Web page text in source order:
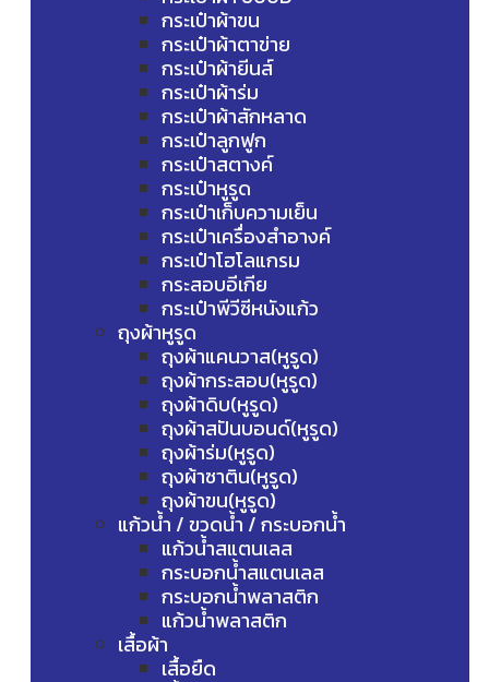
กระเป๋าผ้าขน
กระเป๋าผ้าตาข่าย
กระเป๋าผ้ายีนส์
กระเป๋าผ้าร่ม
กระเป๋าผ้าสักหลาด
กระเป๋าลูกฟูก
กระเป๋าสตางค์
กระเป๋าหูรูด
กระเป๋าเก็บความเย็น
กระเป๋าเครื่องสำอางค์
กระเป๋าโฮโลแกรม
กระสอบอีเกีย
กระเป๋าพีวีซีหนังแก้ว
ถุงผ้าหูรูด
ถุงผ้าแคนวาส(หูรูด)
ถุงผ้ากระสอบ(หูรูด)
ถุงผ้าดิบ(หูรูด)
ถุงผ้าสปันบอนด์(หูรูด)
ถุงผ้าร่ม(หูรูด)
ถุงผ้าซาติน(หูรูด)
ถุงผ้าขน(หูรูด)
แก้วน้ำ / ขวดน้ำ / กระบอกน้ำ
แก้วน้ำสแตนเลส
กระบอกน้ำสแตนเลส
กระบอกน้ำพลาสติก
แก้วน้ำพลาสติก
เสื้อผ้า
เสื้อยืด